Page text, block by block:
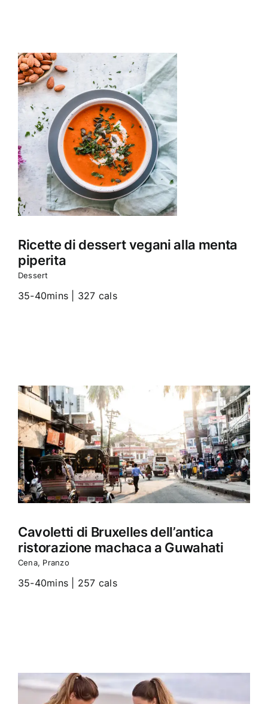
Ricette di dessert vegani alla
menta piperita
Ricette di dessert vegani alla menta
piperita
Dessert
35-40mins | 327 cals
Cavoletti di Bruxelles dell’antica
ristorazione machaca a Guwahati
Cena, Pranzo
35-40mins | 257 cals